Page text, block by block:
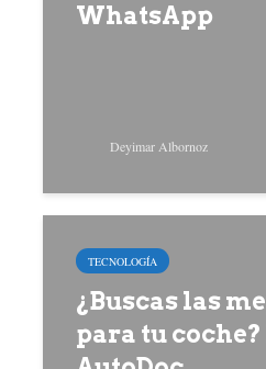
WhatsApp
Deyimar Albornoz
TECNOLOGÍA
¿Buscas las
para tu